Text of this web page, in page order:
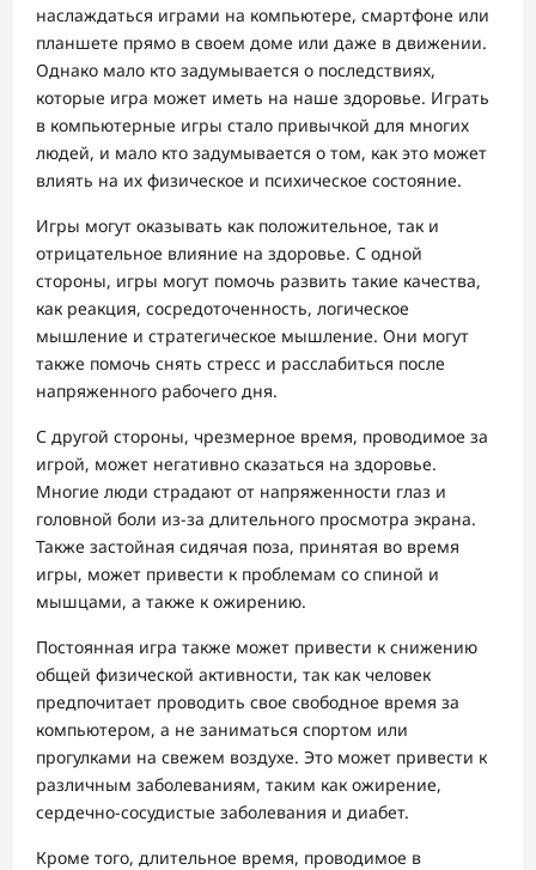
наслаждаться играми на компьютере, смартфоне или
планшете прямо в своем доме или даже в движении.
Однако мало кто задумывается о последствиях,
которые игра может иметь на наше здоровье. Играть
в компьютерные игры стало привычкой для многих
людей, и мало кто задумывается о том, как это может
влиять на их физическое и психическое состояние.
Игры могут оказывать как положительное, так и
отрицательное влияние на здоровье. С одной
стороны, игры могут помочь развить такие качества,
как реакция, сосредоточенность, логическое
мышление и стратегическое мышление. Они могут
также помочь снять стресс и расслабиться после
напряженного рабочего дня.
С другой стороны, чрезмерное время, проводимое за
игрой, может негативно сказаться на здоровье.
Многие люди страдают от напряженности глаз и
головной боли из-за длительного просмотра экрана.
Также застойная сидячая поза, принятая во время
игры, может привести к проблемам со спиной и
мышцами, а также к ожирению.
Постоянная игра также может привести к снижению
общей физической активности, так как человек
предпочитает проводить свое свободное время за
компьютером, а не заниматься спортом или
прогулками на свежем воздухе. Это может привести к
различным заболеваниям, таким как ожирение,
сердечно-сосудистые заболевания и диабет.
Кроме того, длительное время, проводимое в